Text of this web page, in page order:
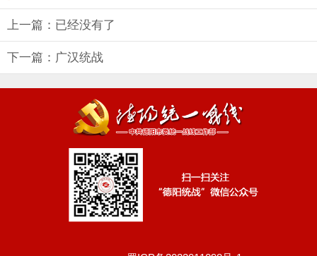
上一篇：已经没有了
下一篇：广汉统战